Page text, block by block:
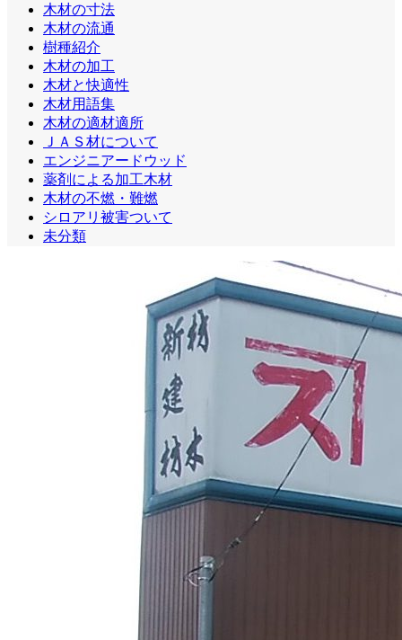
木材の寸法
木材の流通
樹種紹介
木材の加工
木材と快適性
木材用語集
木材の適材適所
ＪＡＳ材について
エンジニアードウッド
薬剤による加工木材
木材の不燃・難燃
シロアリ被害ついて
未分類